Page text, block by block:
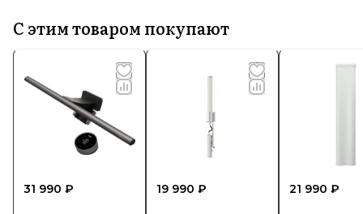
С этим товаром покупают
31 990 ₽ 19 990 ₽ 21 990 ₽